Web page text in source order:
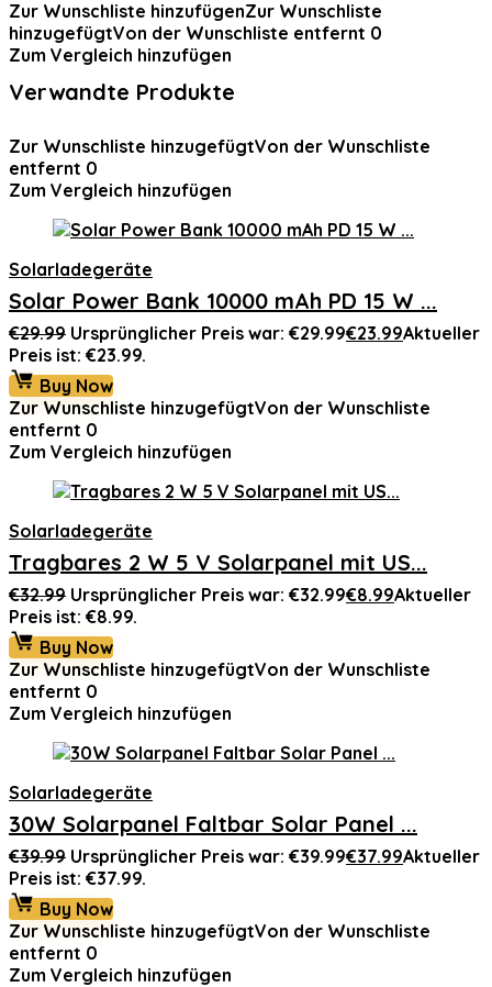
Zur Wunschliste hinzufügenZur Wunschliste
hinzugefügtVon der Wunschliste entfernt 0
Zum Vergleich hinzufügen
Verwandte Produkte
Zur Wunschliste hinzugefügtVon der Wunschliste
entfernt 0
Zum Vergleich hinzufügen
Solarladegeräte
Solar Power Bank 10000 mAh PD 15 W ...
€29.99 Ursprünglicher Preis war: €29.99€23.99Aktueller
Preis ist: €23.99.
Buy Now
Zur Wunschliste hinzugefügtVon der Wunschliste
entfernt 0
Zum Vergleich hinzufügen
Solarladegeräte
Tragbares 2 W 5 V Solarpanel mit US...
€32.99 Ursprünglicher Preis war: €32.99€8.99Aktueller
Preis ist: €8.99.
Buy Now
Zur Wunschliste hinzugefügtVon der Wunschliste
entfernt 0
Zum Vergleich hinzufügen
Solarladegeräte
30W Solarpanel Faltbar Solar Panel ...
€39.99 Ursprünglicher Preis war: €39.99€37.99Aktueller
Preis ist: €37.99.
Buy Now
Zur Wunschliste hinzugefügtVon der Wunschliste
entfernt 0
Zum Vergleich hinzufügen